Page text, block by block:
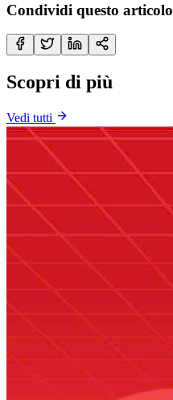
Condividi questo articolo
Scopri di più
Vedi tutti